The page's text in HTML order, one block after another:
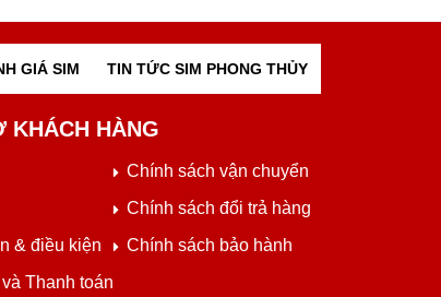
GIÁ SIM TIN TỨC SIM PHONG THỦY
KHÁCH HÀNG
& điều kiện
Thanh toán
Chính sách vận chuyển
Chính sách đổi trả hàng
Chính sách bảo hành